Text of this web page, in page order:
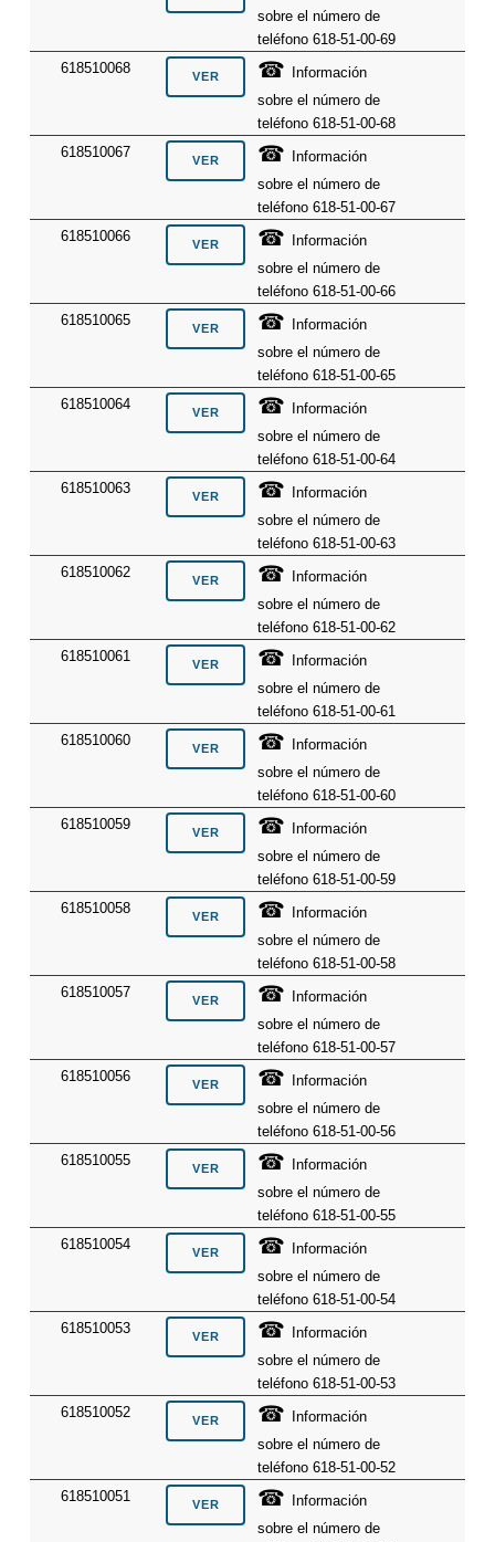
sobre el número de
teléfono 618-51-00-69
618510068
☎
Información
sobre el número de
teléfono 618-51-00-68
618510067
☎
Información
sobre el número de
teléfono 618-51-00-67
618510066
☎
Información
sobre el número de
teléfono 618-51-00-66
618510065
☎
Información
sobre el número de
teléfono 618-51-00-65
618510064
☎
Información
sobre el número de
teléfono 618-51-00-64
618510063
☎
Información
sobre el número de
teléfono 618-51-00-63
618510062
☎
Información
sobre el número de
teléfono 618-51-00-62
618510061
☎
Información
sobre el número de
teléfono 618-51-00-61
618510060
☎
Información
sobre el número de
teléfono 618-51-00-60
618510059
☎
Información
sobre el número de
teléfono 618-51-00-59
618510058
☎
Información
sobre el número de
teléfono 618-51-00-58
618510057
☎
Información
sobre el número de
teléfono 618-51-00-57
618510056
☎
Información
sobre el número de
teléfono 618-51-00-56
618510055
☎
Información
sobre el número de
teléfono 618-51-00-55
618510054
☎
Información
sobre el número de
teléfono 618-51-00-54
618510053
☎
Información
sobre el número de
teléfono 618-51-00-53
618510052
☎
Información
sobre el número de
teléfono 618-51-00-52
618510051
☎
Información
sobre el número de